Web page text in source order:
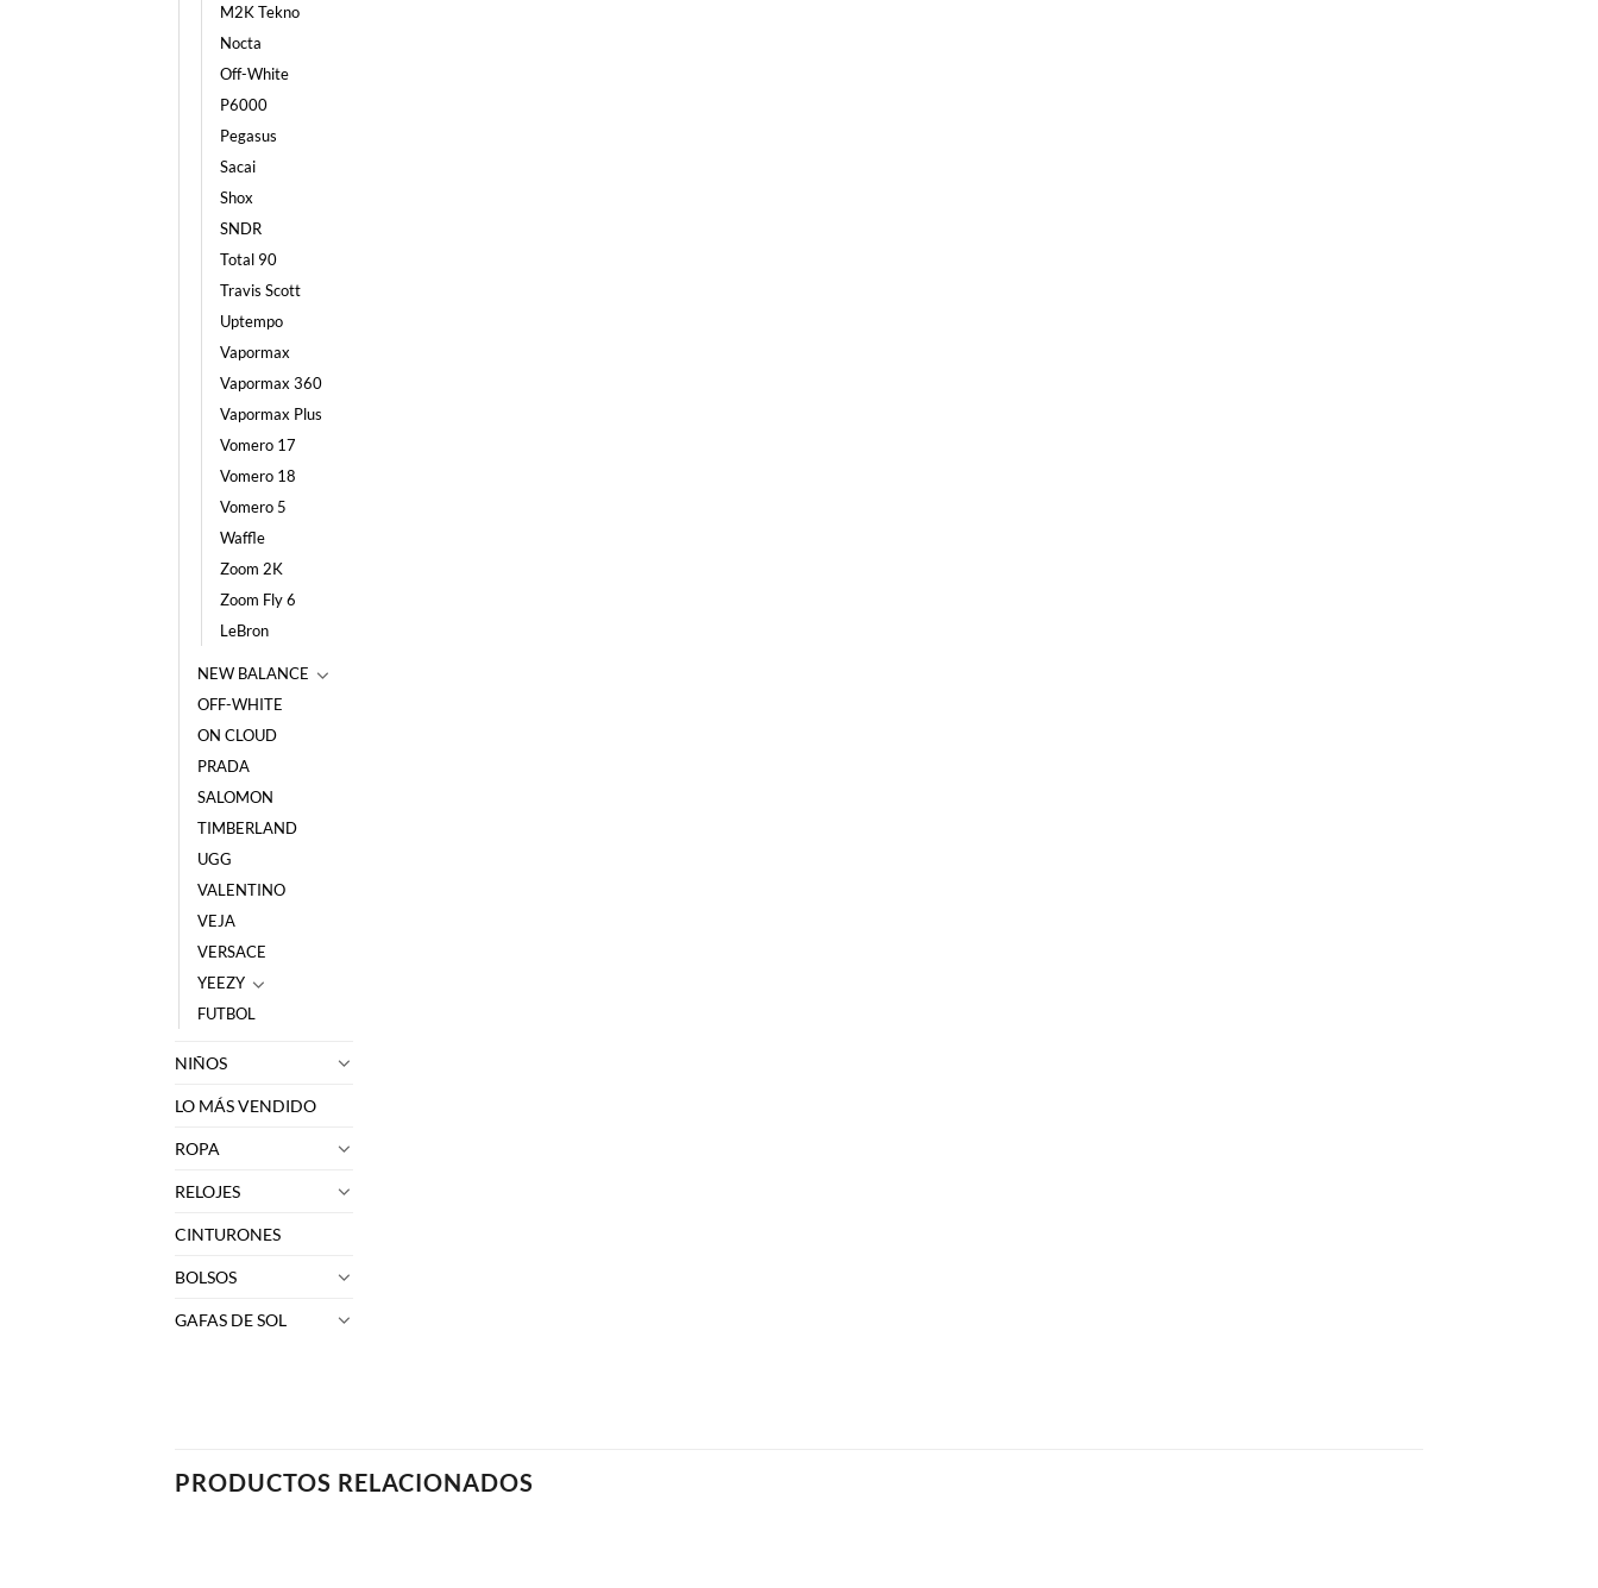
M2K Tekno
Nocta
Off-White
P6000
Pegasus
Sacai
Shox
SNDR
Total 90
Travis Scott
Uptempo
Vapormax
Vapormax 360
Vapormax Plus
Vomero 17
Vomero 18
Vomero 5
Waffle
Zoom 2K
Zoom Fly 6
LeBron
NEW BALANCE
OFF-WHITE
ON CLOUD
PRADA
SALOMON
TIMBERLAND
UGG
VALENTINO
VEJA
VERSACE
YEEZY
FUTBOL
NIÑOS
LO MÁS VENDIDO
ROPA
RELOJES
CINTURONES
BOLSOS
GAFAS DE SOL
PRODUCTOS RELACIONADOS